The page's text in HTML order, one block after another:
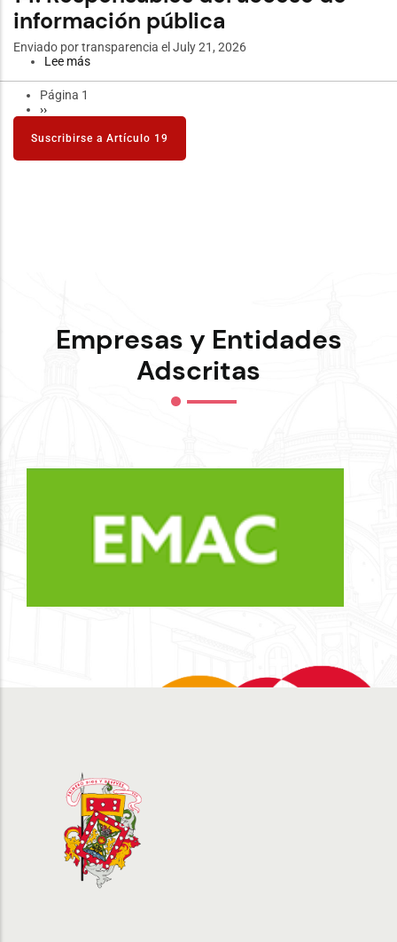
Texto
íntegro
de
los
reformas
información pública
Enviado portransparencia el July 21, 2026
Lee más
acceso
de
información
pública
Paginación
Página 1
Siguiente
››
Suscribirse a Artículo 19
Empresas y Entidades
Adscritas